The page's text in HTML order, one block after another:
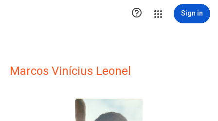
 Sign in
Marcos Vinícius Leonel